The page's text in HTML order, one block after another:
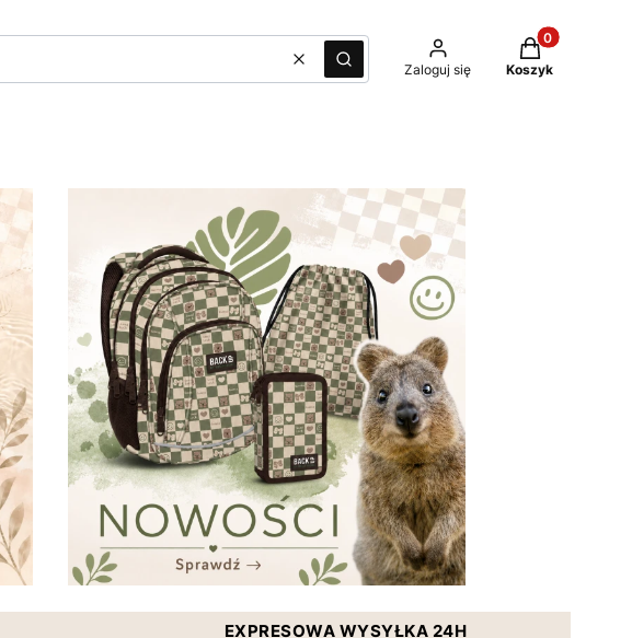
WyczyśćSzukaj Zaloguj się
Produkty w
Koszyk
EXPRESOWA WYSYŁKA 24H